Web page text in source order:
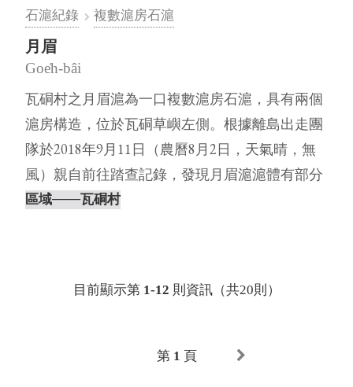
石滬紀錄 複數滬房石滬
月眉
Goe̍h-bâi
瓦硐村之月眉滬為一口複數滬房石滬，具有兩個
滬房構造，位於瓦硐草嶼左側。根據離島出走團
隊於2018年9月11日（農曆8月2日，天氣晴，無
風）親自前往踏查記錄，發現月眉滬滬體有部分
崩塌，石塊散⋯
區域───瓦硐村
目前顯示第1-12 則資訊（共20則）
第 1 頁